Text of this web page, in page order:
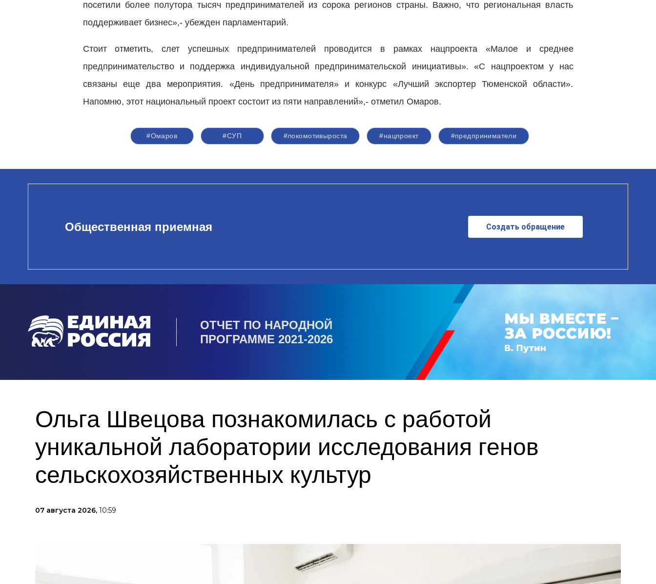
посетили более полутора тысяч предпринимателей из сорока регионов страны. Важно, что региональная власть
поддерживает бизнес»,- убежден парламентарий.
Стоит отметить, слет успешных предпринимателей проводится в рамках нацпроекта «Малое и среднее
предпринимательство и поддержка индивидуальной предпринимательской инициативы». «С нацпроектом у нас
связаны еще два мероприятия. «День предпринимателя» и конкурс «Лучший экспортер Тюменской области».
Напомню, этот национальный проект состоит из пяти направлений»,- отметил Омаров.
#Омаров #СУП #локомотивыроста #нацпроект #предприниматели
Общественная приемная Создать обращение
ОТЧЕТ ПО НАРОДНОЙ
ПРОГРАММЕ 2021-2026
Ольга Швецова познакомилась с работой
уникальной лаборатории исследования генов
сельскохозяйственных культур
07 августа 2026, 10:59